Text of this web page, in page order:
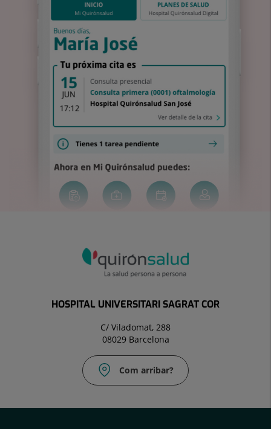
HOSPITAL UNIVERSITARI SAGRAT COR
C/ Viladomat, 288
08029 Barcelona
Com arribar?